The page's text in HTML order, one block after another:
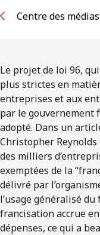
S’abonner
Centre des médias
Le projet de loi 96,
plus strictes en
entreprises et aux
par le gouvernement
adopté. Dans un
Christopher
des milliers
exemptées de la
délivré par
l’usage généralisé
francisation accrue
dépenses, ce qui a